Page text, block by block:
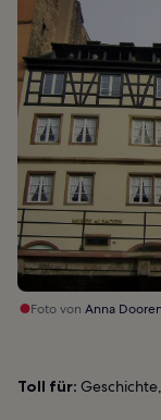
Foto von Anna
Toll für: